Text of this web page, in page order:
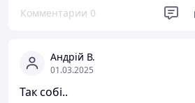
Комментарии 0
Андрій В.
01.03.2025
Так собі..